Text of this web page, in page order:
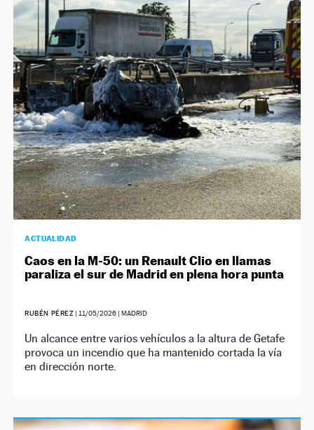
ACTUALIDAD
Caos en la M-50: un Renault Clio en llamas
paraliza el sur de Madrid en plena hora punta
RUBÉN PÉREZ |11/05/2026 | MADRID
Un alcance entre varios vehículos a la altura de Getafe
provoca un incendio que ha mantenido cortada la vía
en dirección norte.